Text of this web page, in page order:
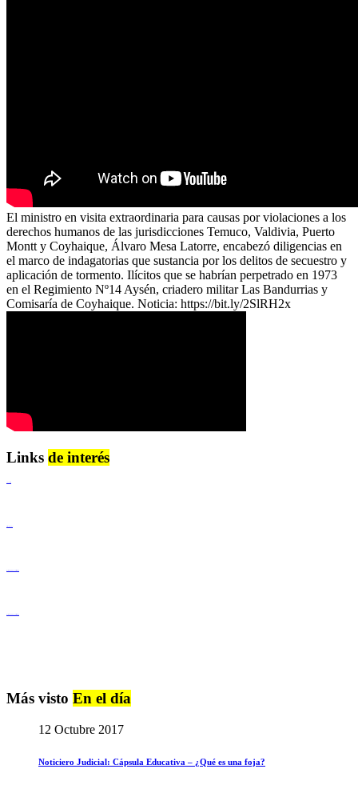
El ministro en visita extraordinaria para causas por violaciones a los
derechos humanos de las jurisdicciones Temuco, Valdivia, Puerto
Montt y Coyhaique, Álvaro Mesa Latorre, encabezó diligencias en
el marco de indagatorias que sustancia por los delitos de secuestro y
aplicación de tormento. Ilícitos que se habrían perpetrado en 1973
en el Regimiento Nº14 Aysén, criadero militar Las Bandurrias y
Comisaría de Coyhaique. Noticia: https://bit.ly/2SlRH2x
Links de interés
Más visto En el día
12 Octubre 2017
Noticiero Judicial: Cápsula Educativa – ¿Qué es una foja?